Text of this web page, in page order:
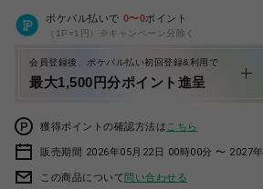
ポケパル払いで 0〜0ポイント
（1P=1円）※キャンペーン分除く
会員登録後、ポケパル払い初回登録&利用で
最大1,500円分ポイント進呈
獲得ポイントの確認方法は こちら
販売期間 2026年05月22日 00時00分 〜 2027
この商品について問い合わせる